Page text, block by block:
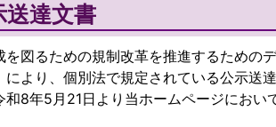
送達文書
を図るための規制改革を推進するための
より、個別法で規定されている公示送
8年5月21日より当ホームページにおい